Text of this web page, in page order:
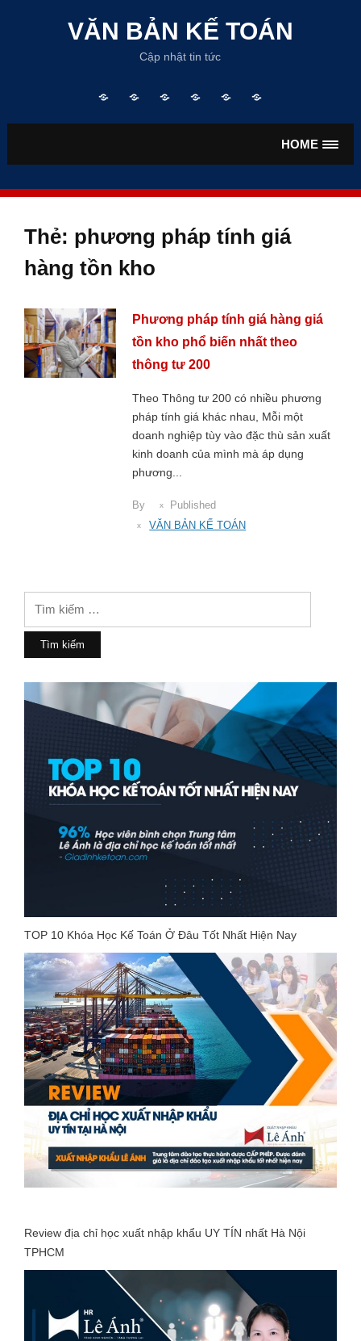
content
VĂN BẢN KẾ TOÁN
Cập nhật tin tức
chủ
VẤN
BẢN
BẢN
LƯƠNGHIỂM
HOME
Thẻ: phương pháp tính giá
hàng tồn kho
Phương pháp tính giá hàng giá
tồn kho phổ biến nhất theo
thông tư 200
Theo Thông tư 200 có nhiều phương
pháp tính giá khác nhau, Mỗi một
doanh nghiệp tùy vào đặc thù sản xuất
kinh doanh của mình mà áp dụng
phương...
By
Published
VĂN BẢN KẾ TOÁN
cho:
TOP 10 Khóa Học Kế Toán Ở Đâu Tốt Nhất Hiện Nay
Review địa chỉ học xuất nhập khẩu UY TÍN nhất Hà Nội
TPHCM